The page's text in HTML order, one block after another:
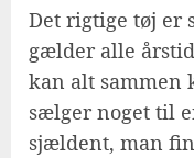
Det rigtige tøj er
gælder alle
kan alt sammen
sælger noget til
sjældent, man